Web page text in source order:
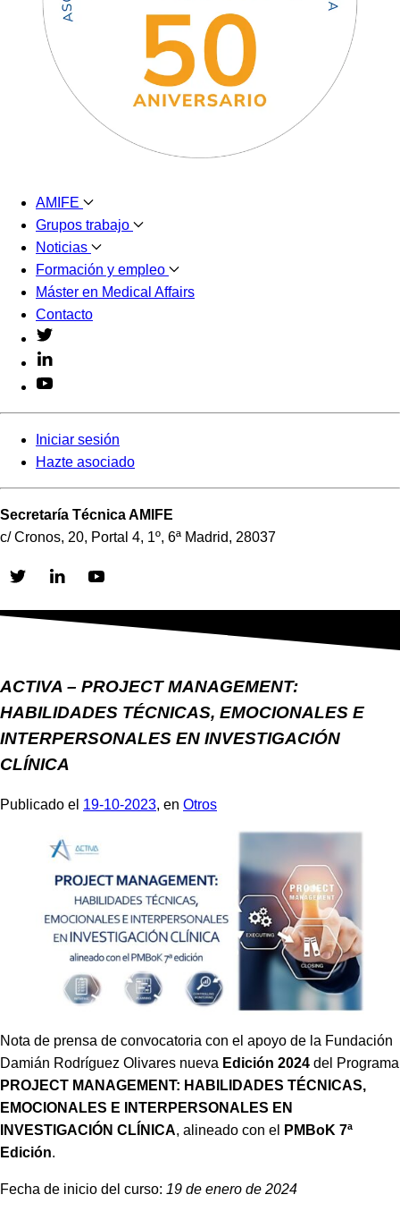
AMIFE
Grupos trabajo
Noticias
Formación y empleo
Máster en Medical Affairs
Contacto
Iniciar sesión
Hazte asociado
Secretaría Técnica AMIFE
c/ Cronos, 20, Portal 4, 1º, 6ª Madrid, 28037
Skip
ACTIVA – PROJECT MANAGEMENT:
HABILIDADES TÉCNICAS, EMOCIONALES E
INTERPERSONALES EN INVESTIGACIÓN
CLÍNICA
Publicado el 19-10-2023, en Otros
Nota de prensa de convocatoria con el apoyo de la Fundación
Damián Rodríguez Olivares nueva Edición 2024 del Programa
PROJECT MANAGEMENT: HABILIDADES TÉCNICAS,
EMOCIONALES E INTERPERSONALES EN
INVESTIGACIÓN CLÍNICA, alineado con el
PMBoK 7ª
Edición.
Fecha de inicio del curso: 19 de enero de 2024